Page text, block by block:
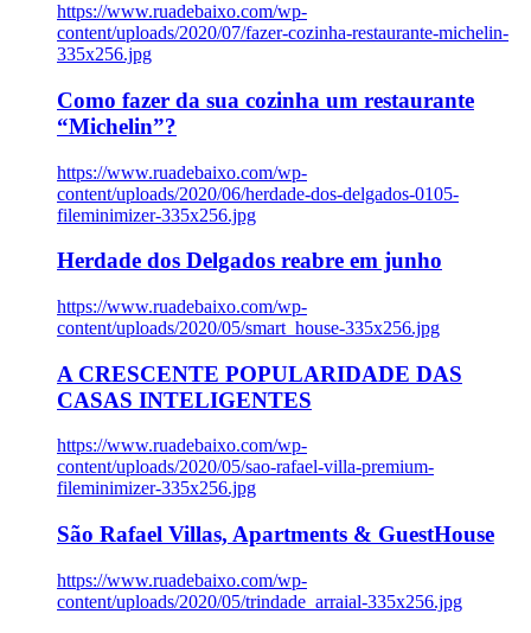
https://www.ruadebaixo.com/wp-
content/uploads/2020/07/fazer-cozinha-restaurante-michelin-
335x256.jpg
Como fazer da sua cozinha um restaurante
“Michelin”?
https://www.ruadebaixo.com/wp-
content/uploads/2020/06/herdade-dos-delgados-0105-
fileminimizer-335x256.jpg
Herdade dos Delgados reabre em junho
https://www.ruadebaixo.com/wp-
content/uploads/2020/05/smart_house-335x256.jpg
A CRESCENTE POPULARIDADE DAS
CASAS INTELIGENTES
https://www.ruadebaixo.com/wp-
content/uploads/2020/05/sao-rafael-villa-premium-
fileminimizer-335x256.jpg
São Rafael Villas, Apartments & GuestHouse
https://www.ruadebaixo.com/wp-
content/uploads/2020/05/trindade_arraial-335x256.jpg